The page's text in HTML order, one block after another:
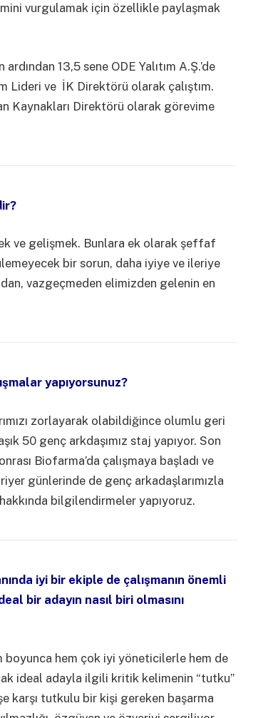
vurgulamak için özellikle paylaşmak
13,5 sene ODE Yalıtım A.Ş.’de
Lideri ve İK Direktörü olarak çalıştım.
Kaynakları Direktörü olarak görevime
ve gelişmek. Bunlara ek olarak şeffaf
bir sorun, daha iyiye ve ileriye
vazgeçmeden elimizden gelenin en
yapıyorsunuz?
zorlayarak olabildiğince olumlu geri
50 genç arkdaşımız staj yapıyor. Son
Biofarma’da çalışmaya başladı ve
günlerinde de genç arkadaşlarımızla
bilgilendirmeler yapıyoruz.
iyi bir ekiple de çalışmanın önemli
bir adayın nasıl biri olmasını
boyunca hem çok iyi yöneticilerle hem de
ideal adayla ilgili kritik kelimenin “tutku”
karşı tutkulu bir kişi gereken başarma